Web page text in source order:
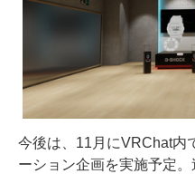
今後は、11月にVRChat内
ーション企画を実施予定